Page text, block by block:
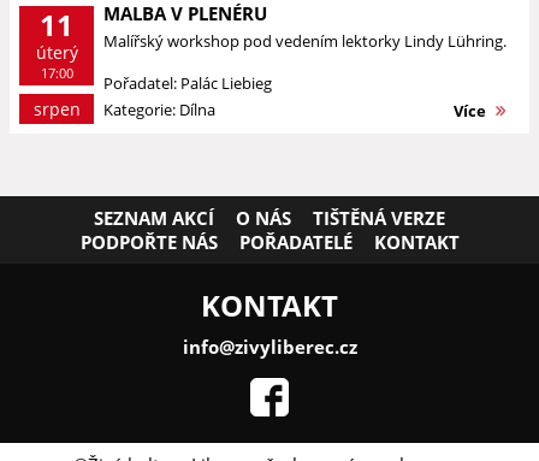
11
úterý
17:00
srpen
MALBA V PLENÉRU
Malířský workshop pod vedením lektorky Lindy Lühring.
Pořadatel: Palác Liebieg
Kategorie: Dílna
Více
SEZNAM AKCÍ O NÁS
TIŠTĚNÁ VERZE
PODPOŘTE NÁS
POŘADATELÉ KONTAKT
KONTAKT
info@zivyliberec.cz